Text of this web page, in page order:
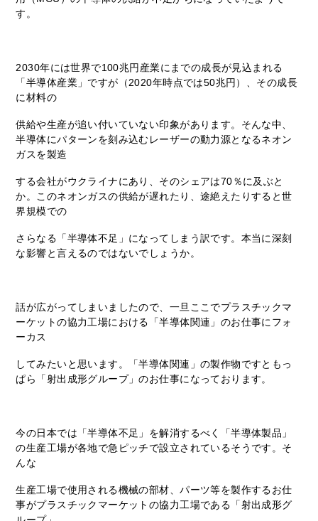
す。
2030年には世界で100兆円産業にまでの成長が見込まれる
「半導体産業」ですが（2020年時点では50兆円）、その成長
に材料の
供給や生産が追い付いていない印象があります。そんな中、
半導体にパターンを刻み込むレーザーの動力源となるネオン
ガスを製造
する会社がウクライナにあり、そのシェアは70％に及ぶと
か。このネオンガスの供給が遅れたり、途絶えたりすると世
界規模での
さらなる「半導体不足」になってしまう訳です。本当に深刻
な影響と言えるのではないでしょうか。
話が広がってしまいましたので、一旦ここでプラスチックマ
ーケットの協力工場における「半導体関連」のお仕事にフォ
ーカス
してみたいと思います。「半導体関連」の製作物ですともっ
ぱら「射出成形グループ」のお仕事になっております。
今の日本では「半導体不足」を解消するべく「半導体製品」
の生産工場が各地で急ピッチで設立されているそうです。そ
んな
生産工場で使用される機械の部材、パーツ等を製作するお仕
事がプラスチックマーケットの協力工場である「射出成形グ